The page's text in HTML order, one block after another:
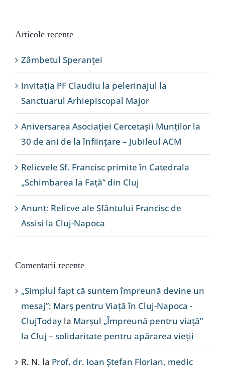
Articole recente
Zâmbetul Speranței
Invitația PF Claudiu la pelerinajul la
Sanctuarul Arhiepiscopal Major
Aniversarea Asociației Cercetașii Munților la
30 de ani de la înființare – Jubileul ACM
Relicvele Sf. Francisc primite în Catedrala
„Schimbarea la Față” din Cluj
Anunț: Relicve ale Sfântului Francisc de
Assisi la Cluj-Napoca
Comentarii recente
„Simplul fapt că suntem împreună devine un
mesaj”: Marș pentru Viață în Cluj-Napoca -
ClujToday la Marșul „Împreună pentru viață”
la Cluj – solidaritate pentru apărarea vieții
R. N. la Prof. dr. Ioan Ștefan Florian, medic